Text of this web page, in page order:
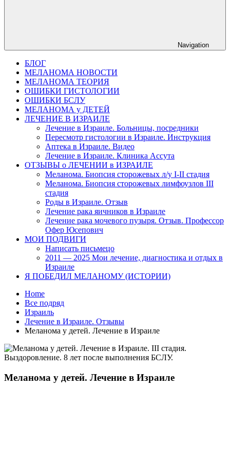
Navigation
БЛОГ
МЕЛАНОМА НОВОСТИ
МЕЛАНОМА ТЕОРИЯ
ОШИБКИ ГИСТОЛОГИИ
ОШИБКИ БСЛУ
МЕЛАНОМА у ДЕТЕЙ
ЛЕЧЕНИЕ В ИЗРАИЛЕ
Лечение в Израиле. Больницы, посредники
Пересмотр гистологии в Израиле. Инструкция
Аптека в Израиле. Видео
Лечение в Израиле. Клиника Ассута
ОТЗЫВЫ о ЛЕЧЕНИИ в ИЗРАИЛЕ
Меланома. Биопсия сторожевых л/у I-II стадия
Меланома. Биопсия сторожевых лимфоузлов III
стадия
Роды в Израиле. Отзыв
Лечение рака яичников в Израиле
Лечение рака мочевого пузыря. Отзыв. Профессор
Офер Юсепович
МОИ ПОДВИГИ
Написать письмецо
2011 — 2025 Мои лечение, диагностика и отдых в
Израиле
Я ПОБЕДИЛ МЕЛАНОМУ (ИСТОРИИ)
Home
Все подряд
Израиль
Лечение в Израиле. Отзывы
Меланома у детей. Лечение в Израиле
Меланома у детей. Лечение в Израиле